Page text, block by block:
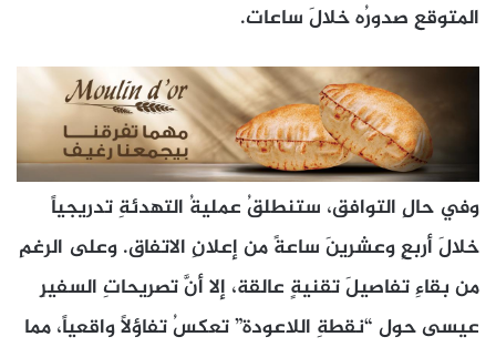
المتوقعِ صدورُه خلالَ ساعات.
وفي حالِ التوافق، ستنطلقُ عمليةُ التهدئةِ تدريجياً
خلالَ أربعٍ وعشرينَ ساعةً من إعلانِ الاتفاق. وعلى الرغمِ
من بقاءِ تفاصيلَ تقنيةٍ عالقة، إلا أنَّ تصريحاتِ السفيرِ
عيسى حول “نقطةِ اللاعودة” تعكسُ تفاؤلاً واقعياً، مما